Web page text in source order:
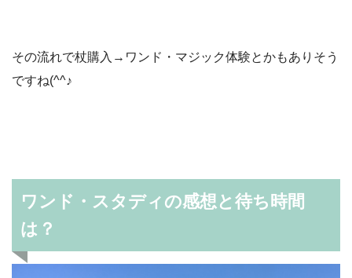
その流れで杖購入→ワンド・マジック体験とかもありそう
ですね(^^♪
ワンド・スタディの感想と待ち時間
は？